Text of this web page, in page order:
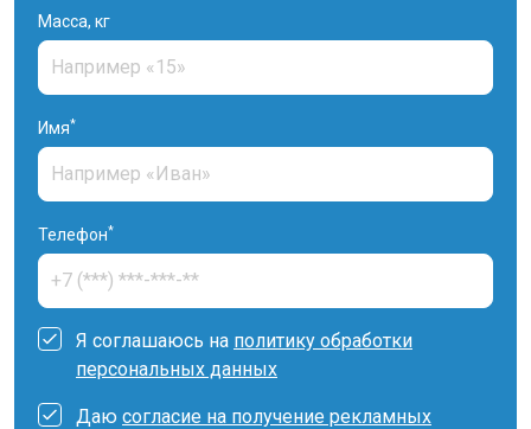
Масса, кг
Имя*
Телефон*
Я соглашаюсь на политику обработки
персональных данных
Даю согласие на получение рекламных